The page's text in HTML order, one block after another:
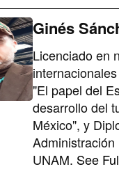
Ginés
Licenciado en
"El papel del
desarrollo del
México", y
UNAM. See